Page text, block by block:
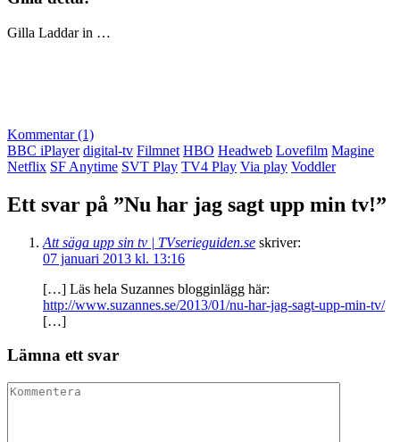
Gilla Laddar in …
Kommentar (1)
BBC iPlayer digital-tv Filmnet HBO Headweb Lovefilm Magine
Netflix SF Anytime SVT Play TV4 Play Via play Voddler
Ett svar på ”Nu har jag sagt upp min tv!”
Att säga upp sin tv | TVserieguiden.se skriver:
07 januari 2013 kl. 13:16
[…] Läs hela Suzannes blogginlägg här:
http://www.suzannes.se/2013/01/nu-har-jag-sagt-upp-min-tv/
[…]
Lämna ett svar